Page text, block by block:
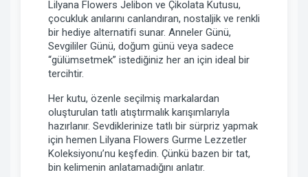
Lilyana Flowers Jelibon ve Çikolata Kutusu,
çocukluk anılarını canlandıran, nostaljik ve renkli
bir hediye alternatifi sunar. Anneler Günü,
Sevgililer Günü, doğum günü veya sadece
“gülümsetmek” istediğiniz her an için ideal bir
tercihtir.
Her kutu, özenle seçilmiş markalardan
oluşturulan tatlı atıştırmalık karışımlarıyla
hazırlanır. Sevdiklerinize tatlı bir sürpriz yapmak
için hemen Lilyana Flowers Gurme Lezzetler
Koleksiyonu’nu keşfedin. Çünkü bazen bir tat,
bin kelimenin anlatamadığını anlatır.